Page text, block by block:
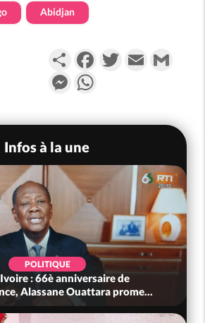
Abidjan
PartagerFacebookTwitterEmail
Messenger
Infos à la une
POLITIQUE
: 66è anniversaire de
Alassane Ouattara prome...